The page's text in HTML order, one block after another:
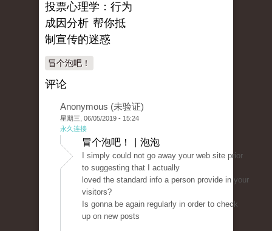
投票心理学：行为
成因分析 帮你抵
制宣传的迷惑
冒个泡吧！
评论
Anonymous (未验证)
星期三, 06/05/2019 - 15:24
永久连接
冒个泡吧！ | 泡泡
I simply could not go away your web site prior
to suggesting that I actually
loved the standard info a person provide in your
visitors?
Is gonna be again regularly in order to check
up on new posts